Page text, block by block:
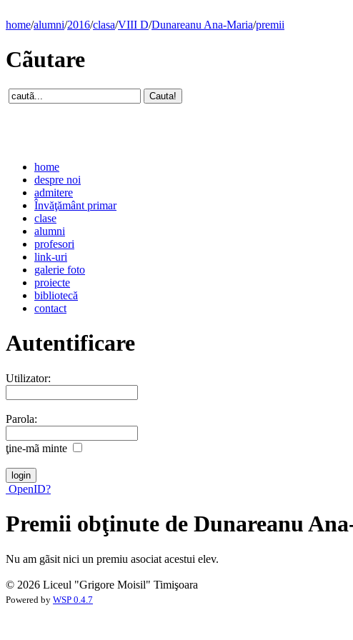
home/alumni/2016/clasa/VIII D/Dunareanu Ana-Maria/premii
Cãutare
home
despre noi
admitere
Învăţământ primar
clase
alumni
profesori
link-uri
galerie foto
proiecte
bibliotecă
contact
Autentificare
Utilizator:
Parola:
ţine-mã minte
OpenID?
Premii obţinute de Dunareanu
Nu am gãsit nici un premiu asociat acestui elev.
© 2026 Liceul "Grigore Moisil" Timişoara
Powered by WSP 0.4.7